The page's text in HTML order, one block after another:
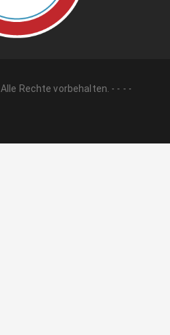
Alle Rechte vorbehalten. - - - -